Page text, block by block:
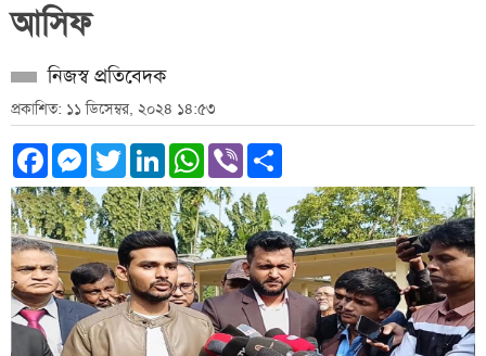
আসিফ
নিজস্ব প্রতিবেদক
প্রকাশিত: ১১ ডিসেম্বর, ২০২৪ ১৪:৫৩
Facebook
Messenger
TwitterLinkedInWhatsApp
Viber